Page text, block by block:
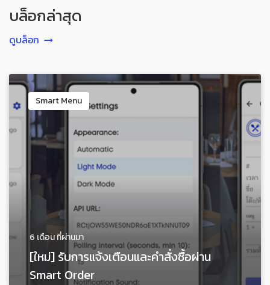
บล็อกล่าสุด
ดูบล็อก
Smart Menu
6 เดือน ที่ผ่านมา
[ใหม่] รับการแจ้งเตือนและคำสั่งซื้อผ่าน
Smart Order